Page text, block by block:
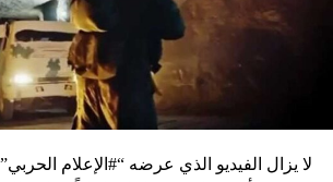
لا يزال الفيديو الذي عرضه “#الإعلام